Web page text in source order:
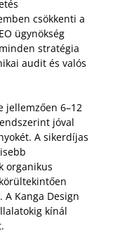
csökkenti a
ügynökség
stratégia
audit és valós
jellemzően 6–12
jóval
A sikerdíjas
organikus
Kanga Design
kínál